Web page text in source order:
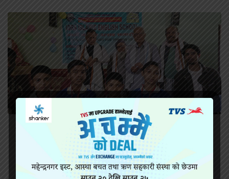
ईकरा इस्लामिक इङलिस स्कुलको आठौं वार्षिक